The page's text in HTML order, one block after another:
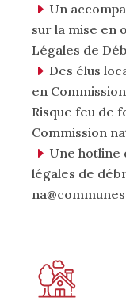
Un
sur la mise en
Légales de
Des élus
en
Risque feu de
Commission
Une hotline
légales de